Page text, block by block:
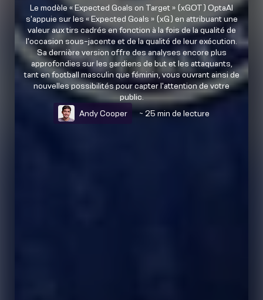
Le modèle « Expected Goals on Target » (xGOT) OptaAI
s'appuie sur les « Expected Goals » (xG) en attribuant une
valeur aux tirs cadrés en fonction à la fois de la qualité de
l'occasion sous-jacente et de la qualité de leur exécution.
Sa dernière version offre des analyses encore plus
approfondies sur les gardiens de but et les attaquants,
tant en football masculin que féminin, vous ouvrant ainsi de
nouvelles possibilités pour capter l'attention de votre
public.
Andy Cooper
~ 25 min de lecture